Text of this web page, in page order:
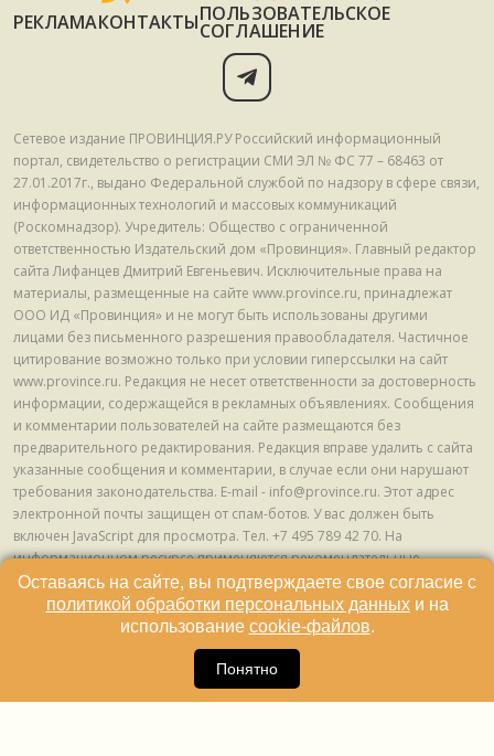
РЕКЛАМАКОНТАКТЫПОЛЬЗОВАТЕЛЬСКОЕ
СОГЛАШЕНИЕ
Сетевое издание ПРОВИНЦИЯ.РУ Российский информационный
портал, свидетельство о регистрации СМИ ЭЛ № ФС 77 – 68463 от
27.01.2017г., выдано Федеральной службой по надзору в сфере связи,
информационных технологий и массовых коммуникаций
(Роскомнадзор). Учредитель: Общество с ограниченной
ответственностью Издательский дом «Провинция». Главный редактор
сайта Лифанцев Дмитрий Евгеньевич. Исключительные права на
материалы, размещенные на сайте www.province.ru, принадлежат
ООО ИД «Провинция» и не могут быть использованы другими
лицами без письменного разрешения правообладателя. Частичное
цитирование возможно только при условии гиперссылки на сайт
www.province.ru. Редакция не несет ответственности за достоверность
информации, содержащейся в рекламных объявлениях. Сообщения
и комментарии пользователей на сайте размещаются без
предварительного редактирования. Редакция вправе удалить с сайта
указанные сообщения и комментарии, в случае если они нарушают
требования законодательства. E-mail - info@province.ru. Этот адрес
электронной почты защищен от спам-ботов. У вас должен быть
включен JavaScript для просмотра. Tел. +7 495 789 42 70. На
информационном ресурсе применяются рекомендательные
технологии (информационные технологии предоставления
информации на основе сбора, систематизации и анализа сведений,
относящихся к предпочтениям пользователей сети "Интернет",
находящихся на территории Российской Федерации) © ООО ИД
Оставаясь на сайте, вы подтверждаете свое согласие с
политикой обработки персональных данныхи на
использование cookie-файлов.
Понятно